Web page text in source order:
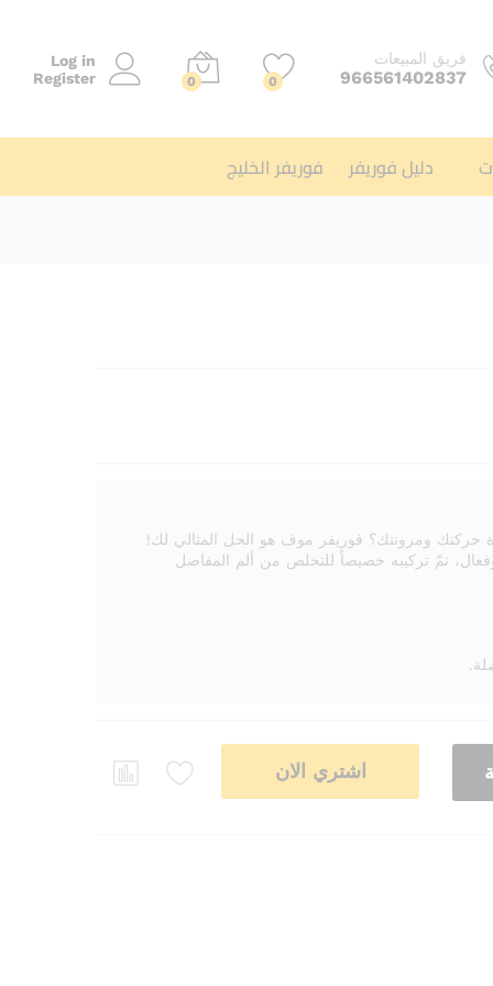
فريق المبيعات
966561402837
0
0
Log in
Register
دليل فوريفر فوريفر الخليج
حركتك ومرونتك؟ فوريفر موف هو الحل المثالي لك!
منتج طبيعي 100%، آمن وفعال، تمّ تركيبه خصيصاً للتخلص من ألم المفاصل
اشتري الان